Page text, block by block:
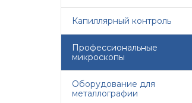
Капиллярный контроль
Профессиональные
микроскопы
Оборудование для
металлографии